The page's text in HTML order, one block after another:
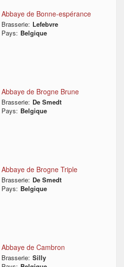
Abbaye de Bonne-espérance
Brasserie: Lefebvre
Pays: Belgique
Abbaye de Brogne Brune
Brasserie: De Smedt
Pays: Belgique
Abbaye de Brogne Triple
Brasserie: De Smedt
Pays: Belgique
Abbaye de Cambron
Brasserie: Silly